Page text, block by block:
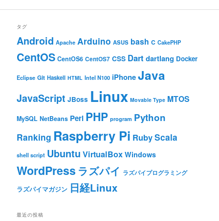
タグ
Android Apache Arduino ASUS bash C CakePHP
CentOS CentOS6 CentOS7 CSS Dart dartlang Docker
Eclipse Git Haskell HTML Intel N100 iPhoneJava
JavaScript JBoss Linux Movable Type MTOS
MySQL NetBeans Perl PHP program Python
Ranking Raspberry Pi RubyScala
shell script Ubuntu VirtualBox Windows
WordPress ラズパイ ラズパイプログラミング
ラズパイマガジン 日経Linux
最近の投稿